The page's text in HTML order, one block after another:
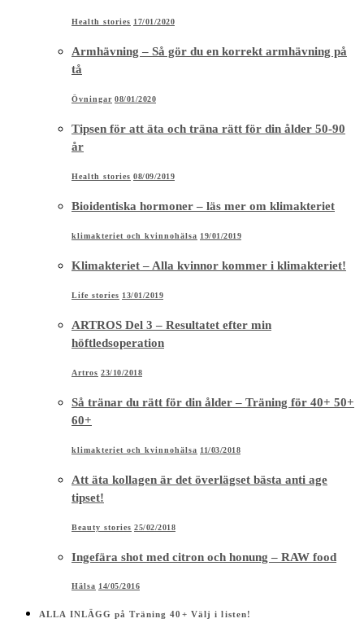
Health stories 17/01/2020
Armhävning – Så gör du en korrekt armhävning på
tå
Övningar 08/01/2020
Tipsen för att äta och träna rätt för din ålder 50-90
år
Health stories 08/09/2019
Bioidentiska hormoner – läs mer om klimakteriet
klimakteriet och kvinnohälsa 19/01/2019
Klimakteriet – Alla kvinnor kommer i klimakteriet!
Life stories 13/01/2019
ARTROS Del 3 – Resultatet efter min
höftledsoperation
Artros 23/10/2018
Så tränar du rätt för din ålder – Träning för 40+ 50+
60+
klimakteriet och kvinnohälsa 11/03/2018
Att äta kollagen är det överlägset bästa anti age
tipset!
Beauty stories 25/02/2018
Ingefära shot med citron och honung – RAW food
Hälsa 14/05/2016
ALLA INLÄGG på Träning 40+ Välj i listen!